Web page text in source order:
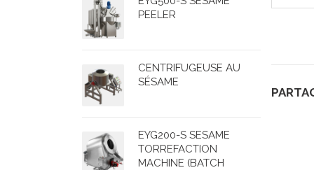
PEELER
CENTRIFUGEUSE AU
SÉSAME
EYG200-S SESAME
TORREFACTION
MACHINE (BATCH